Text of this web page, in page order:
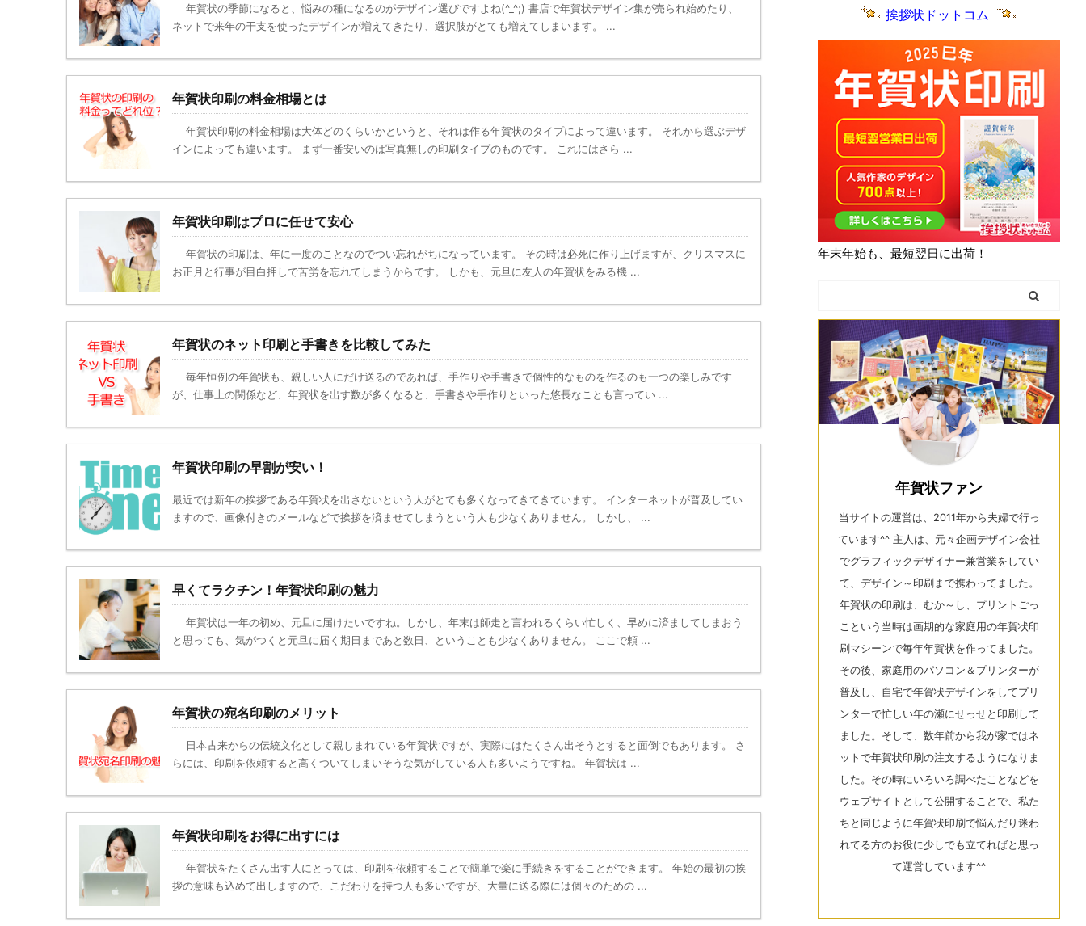
年賀状の季節になると、悩みの種になるのがデザイン選びですよね(^_^;) 書店で年賀状デザイン集が売られ始めたり、
ネットで来年の干支を使ったデザインが増えてきたり、選択肢がとても増えてしまいます。 ...
年賀状印刷の料金相場とは
年賀状印刷の料金相場は大体どのくらいかというと、それは作る年賀状のタイプによって違います。 それから選ぶデザ
インによっても違います。 まず一番安いのは写真無しの印刷タイプのものです。 これにはさら ...
年賀状印刷はプロに任せて安心
年賀状の印刷は、年に一度のことなのでつい忘れがちになっています。 その時は必死に作り上げますが、クリスマスに
お正月と行事が目白押しで苦労を忘れてしまうからです。 しかも、元旦に友人の年賀状をみる機 ...
年賀状のネット印刷と手書きを比較してみた
毎年恒例の年賀状も、親しい人にだけ送るのであれば、手作りや手書きで個性的なものを作るのも一つの楽しみです
が、仕事上の関係など、年賀状を出す数が多くなると、手書きや手作りといった悠長なことも言ってい ...
年賀状印刷の早割が安い！
最近では新年の挨拶である年賀状を出さないという人がとても多くなってきてきています。 インターネットが普及してい
ますので、画像付きのメールなどで挨拶を済ませてしまうという人も少なくありません。 しかし、 ...
早くてラクチン！年賀状印刷の魅力
年賀状は一年の初め、元旦に届けたいですね。しかし、年末は師走と言われるくらい忙しく、早めに済ましてしまおう
と思っても、気がつくと元旦に届く期日まであと数日、ということも少なくありません。 ここで頼 ...
年賀状の宛名印刷のメリット
日本古来からの伝統文化として親しまれている年賀状ですが、実際にはたくさん出そうとすると面倒でもあります。 さ
らには、印刷を依頼すると高くついてしまいそうな気がしている人も多いようですね。 年賀状は ...
年賀状印刷をお得に出すには
年賀状をたくさん出す人にとっては、印刷を依頼することで簡単で楽に手続きをすることができます。 年始の最初の挨
拶の意味も込めて出しますので、こだわりを持つ人も多いですが、大量に送る際には個々のための ...
挨拶状ドットコム
年末年始も、最短翌日に出荷！
年賀状ファン
当サイトの運営は、2011年から夫婦で行っ
ています^^ 主人は、元々企画デザイン会社
でグラフィックデザイナー兼営業をしてい
て、デザイン～印刷まで携わってました。
年賀状の印刷は、むか～し、プリントごっ
こという当時は画期的な家庭用の年賀状印
刷マシーンで毎年年賀状を作ってました。
その後、家庭用のパソコン＆プリンターが
普及し、自宅で年賀状デザインをしてプリ
ンターで忙しい年の瀬にせっせと印刷して
ました。そして、数年前から我が家ではネ
ットで年賀状印刷の注文するようになりま
した。その時にいろいろ調べたことなどを
ウェブサイトとして公開することで、私た
ちと同じように年賀状印刷で悩んだり迷わ
れてる方のお役に少しでも立てればと思っ
て運営しています^^